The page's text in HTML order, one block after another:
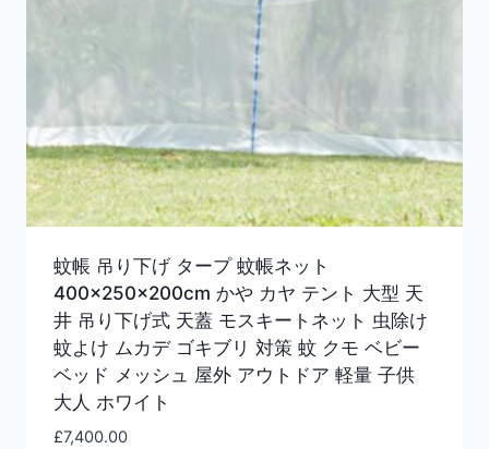
蚊帳 吊り下げ タープ 蚊帳ネット
400×250×200cm かや カヤ テント 大型 天
井 吊り下げ式 天蓋 モスキートネット 虫除け
蚊よけ ムカデ ゴキブリ 対策 蚊 クモ ベビー
ベッド メッシュ 屋外 アウトドア 軽量 子供
大人 ホワイト
£7,400.00